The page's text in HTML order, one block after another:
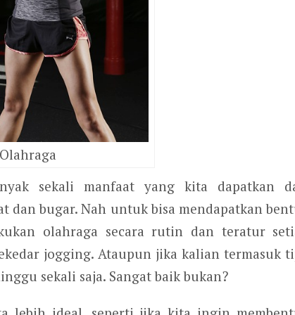
sekali manfaat yang kita dapatkan
dan bugar. Nah untuk bisa mendapatkan
olahraga secara rutin dan teratur
jogging. Ataupun jika kalian termasuk
sekali saja. Sangat baik bukan?